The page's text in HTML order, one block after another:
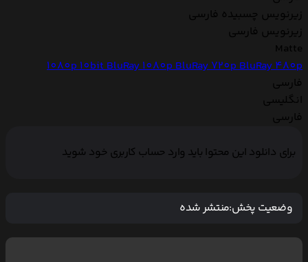
زیرنویس چسبیده فارسی
زیرنویس فارسی
Matte
1080p 10bitBluRay 1080pBluRay 720pBluRay 480p
فارسی
انگلیسی
فارسی
برای دانلود این محتوا باید وارد حساب کاربری خود شوید
وضعیت پخش:منتشر شده